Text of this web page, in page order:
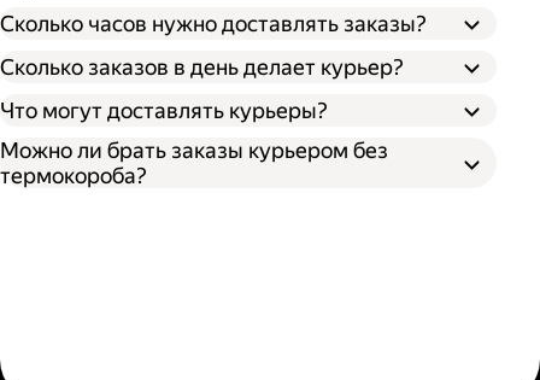
Сколько часов нужно доставлять заказы?
Сколько заказов в день делает курьер?
Что могут доставлять курьеры?
Можно ли брать заказы курьером без
термокороба?